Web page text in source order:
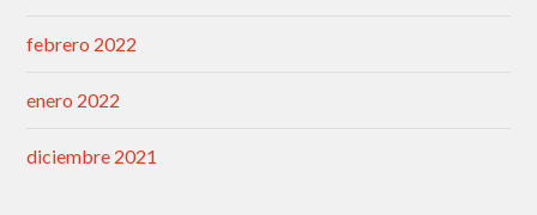
febrero 2022
enero 2022
diciembre 2021